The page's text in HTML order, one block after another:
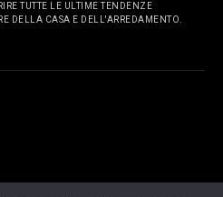
TUTTE LE ULTIME TENDENZE
DELLA CASA E DELL'ARREDAMENTO.